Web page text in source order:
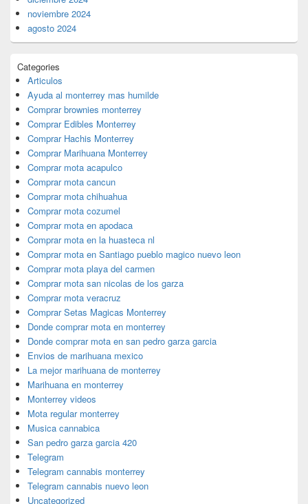
noviembre 2024
agosto 2024
Categories
Articulos
Ayuda al monterrey mas humilde
Comprar brownies monterrey
Comprar Edibles Monterrey
Comprar Hachis Monterrey
Comprar Marihuana Monterrey
Comprar mota acapulco
Comprar mota cancun
Comprar mota chihuahua
Comprar mota cozumel
Comprar mota en apodaca
Comprar mota en la huasteca nl
Comprar mota en Santiago pueblo magico nuevo leon
Comprar mota playa del carmen
Comprar mota san nicolas de los garza
Comprar mota veracruz
Comprar Setas Magicas Monterrey
Donde comprar mota en monterrey
Donde comprar mota en san pedro garza garcia
Envios de marihuana mexico
La mejor marihuana de monterrey
Marihuana en monterrey
Monterrey videos
Mota regular monterrey
Musica cannabica
San pedro garza garcia 420
Telegram
Telegram cannabis monterrey
Telegram cannabis nuevo leon
Uncategorized